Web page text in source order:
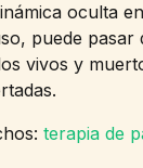
oculta
puede pasar
vivos y
terapia de